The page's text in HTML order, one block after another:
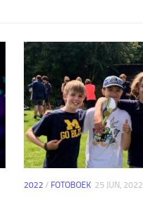
2022 / FOTOBOEK 25 JUN, 2022